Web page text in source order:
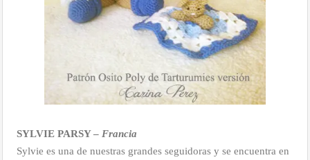
SYLVIE PARSY – Francia
Sylvie es una de nuestras grandes seguidoras y se encuentra en